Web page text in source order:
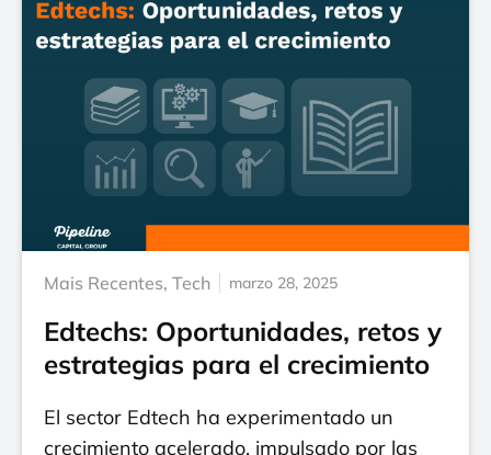
Mais Recentes, Tech marzo 28, 2025
Edtechs: Oportunidades, retos y
estrategias para el crecimiento
El sector Edtech ha experimentado un
crecimiento acelerado, impulsado por las